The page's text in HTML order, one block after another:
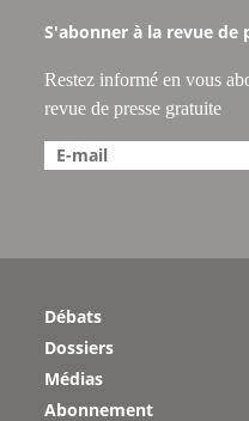
S'abonner à la revue de
Restez informé en vous
revue de presse gratuite
Débats
Dossiers
Médias
Abonnement